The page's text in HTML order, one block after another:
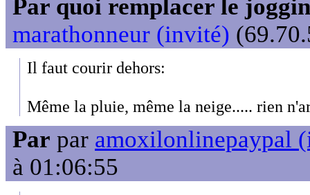
Par quoi remplacer le
marathonneur (invité)
Il faut courir dehors:
Même la pluie, même la neige..... rien
Par par amoxilonlinepaypal
à 01:06:55